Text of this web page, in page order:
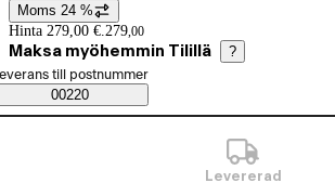
Prisinformation
Moms 24 %
Hinta 279,00 €. 279,00
Maksa myöhemmin Tilillä ?
Saatavuustiedot
beställningssätt
till postnummer
00220
Levererad